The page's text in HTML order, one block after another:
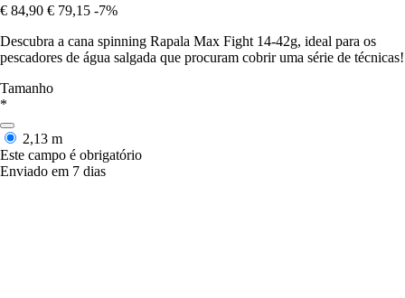
€ 84,90 € 79,15 -7%
Descubra a cana spinning Rapala Max Fight 14-42g, ideal para os
pescadores de água salgada que procuram cobrir uma série de técnicas!
Tamanho
*
2,13 m
Este campo é obrigatório
Enviado em 7 dias